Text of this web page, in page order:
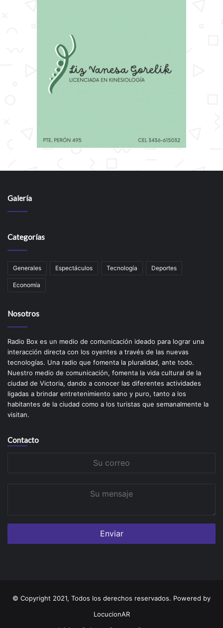
Galería
Categorías
Generales Espectáculos Tecnología Deportes
Economía
Nosotros
Radio Box es un medio de comunicación ideado para lograr una
interacción directa con los oyentes a través de las nuevas
tecnologías. Una radio que fomenta la pluralidad, ante todo.
Nuestro medio de comunicación, fomenta la vida cultural de la
ciudad de Victoria, dando a conocer las diferentes actividades
ligadas a brindar entretenimiento sano y puro, tanto a los
habitantes de la ciudad como a los turistas que semanalmente la
visitan.
Contacto
© Copyright 2021, Todos los derechos reservados. Powered by
LocucionAR